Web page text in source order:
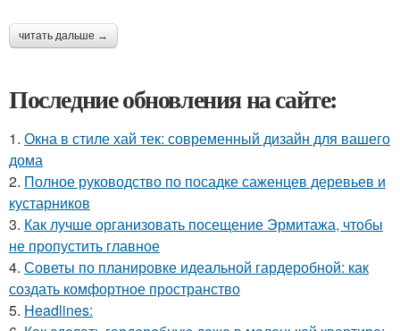
читать дальше →
Последние обновления на сайте:
1. Окна в стиле хай тек: современный дизайн для вашего
дома
2. Полное руководство по посадке саженцев деревьев и
кустарников
3. Как лучше организовать посещение Эрмитажа, чтобы
не пропустить главное
4. Советы по планировке идеальной гардеробной: как
создать комфортное пространство
5. Headlines: